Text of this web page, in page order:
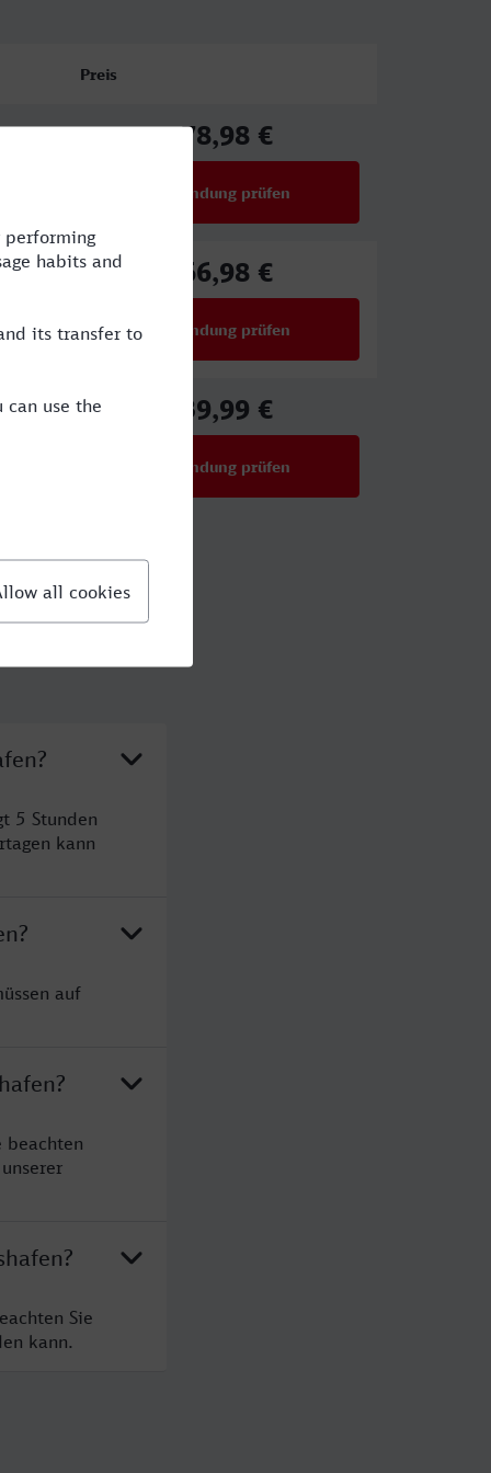
Preis
78,98 €
Verbindung prüfen
66,98 €
Verbindung prüfen
39,99 €
Verbindung prüfen
5 Stunden
kann
auf
beachten
Sie
kann.